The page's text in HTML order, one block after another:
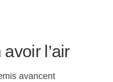
l’air
avancent